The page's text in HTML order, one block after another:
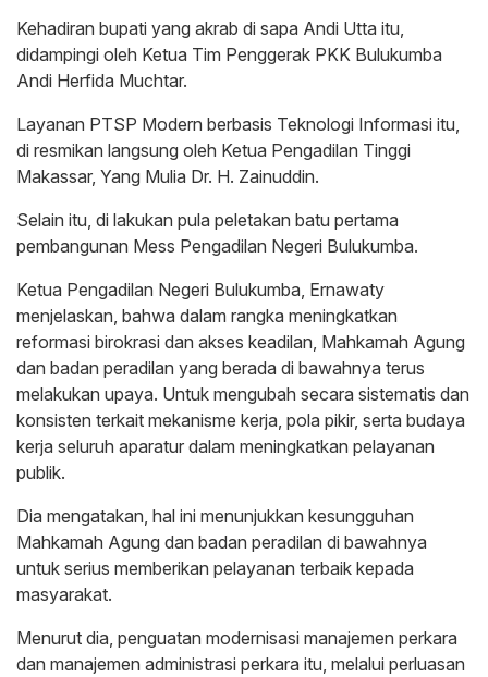
Kehadiran bupati yang akrab di sapa Andi Utta itu,
didampingi oleh Ketua Tim Penggerak PKK Bulukumba
Andi Herfida Muchtar.
Layanan PTSP Modern berbasis Teknologi Informasi itu,
di resmikan langsung oleh Ketua Pengadilan Tinggi
Makassar, Yang Mulia Dr. H. Zainuddin.
Selain itu, di lakukan pula peletakan batu pertama
pembangunan Mess Pengadilan Negeri Bulukumba.
Ketua Pengadilan Negeri Bulukumba, Ernawaty
menjelaskan, bahwa dalam rangka meningkatkan
reformasi birokrasi dan akses keadilan, Mahkamah Agung
dan badan peradilan yang berada di bawahnya terus
melakukan upaya. Untuk mengubah secara sistematis dan
konsisten terkait mekanisme kerja, pola pikir, serta budaya
kerja seluruh aparatur dalam meningkatkan pelayanan
publik.
Dia mengatakan, hal ini menunjukkan kesungguhan
Mahkamah Agung dan badan peradilan di bawahnya
untuk serius memberikan pelayanan terbaik kepada
masyarakat.
Menurut dia, penguatan modernisasi manajemen perkara
dan manajemen administrasi perkara itu, melalui perluasan